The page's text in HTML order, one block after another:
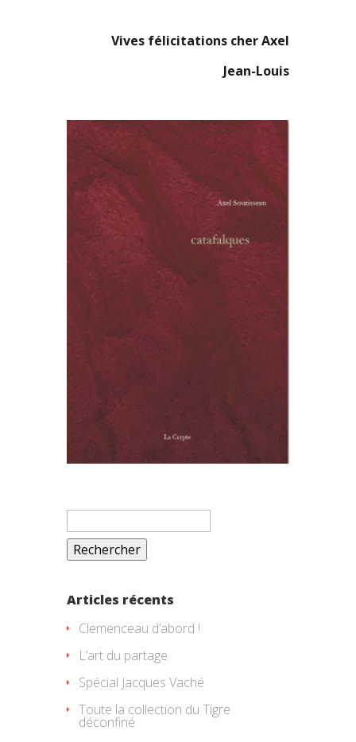
Vives félicitations cher Axel
Jean-Louis
Rechercher :
Articles récents
Clemenceau d’abord !
L’art du partage
Spécial Jacques Vaché
Toute la collection du Tigre
déconfiné